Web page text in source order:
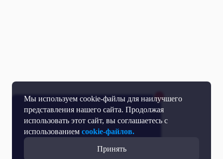
Мы используем cookie-файлы для наилучшего
представления нашего сайта. Продолжая
использовать этот сайт, вы соглашаетесь с
использованием cookie-файлов.
Принять